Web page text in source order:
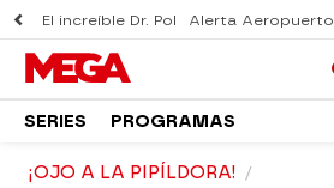
El increíble Dr. Pol Alerta Aeropuerto
SERIES PROGRAMAS
¡OJO A LA PIPÍLDORA!